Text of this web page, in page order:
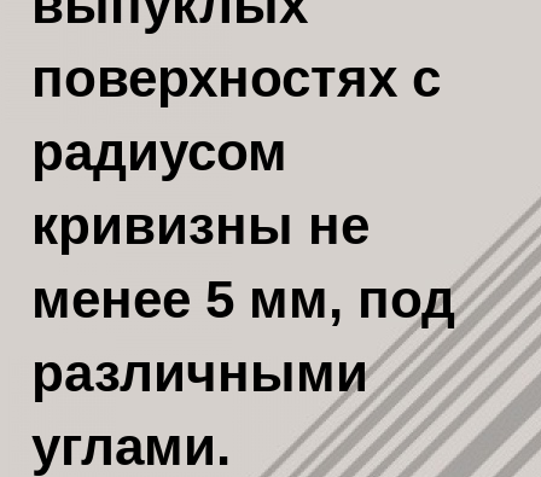
поверхностях с
радиусом
кривизны не
менее 5 мм, под
различными
углами.